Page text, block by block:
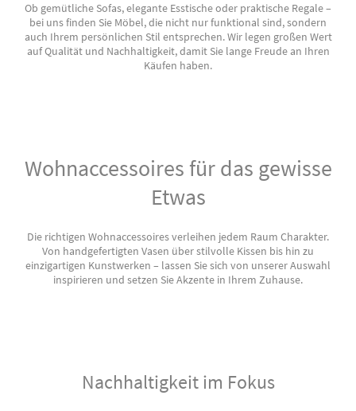
Ob gemütliche Sofas, elegante Esstische oder praktische Regale –
bei uns finden Sie Möbel, die nicht nur funktional sind, sondern
auch Ihrem persönlichen Stil entsprechen. Wir legen großen Wert
auf Qualität und Nachhaltigkeit, damit Sie lange Freude an Ihren
Käufen haben.
Wohnaccessoires für das gewisse
Etwas
Die richtigen Wohnaccessoires verleihen jedem Raum Charakter.
Von handgefertigten Vasen über stilvolle Kissen bis hin zu
einzigartigen Kunstwerken – lassen Sie sich von unserer Auswahl
inspirieren und setzen Sie Akzente in Ihrem Zuhause.
Nachhaltigkeit im Fokus